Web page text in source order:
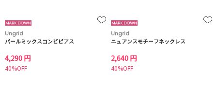
Ungrid
パールミックスコンビピアス
4,290 円
40%OFF
Ungrid
ニュアンスモチーフネックレス
2,640 円
40%OFF